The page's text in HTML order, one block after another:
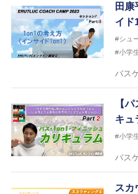
2018年U12
2018年U13
2018年～
2021年～女
田
イド
#シュ
#小学
バス
【
キュ
#小学
バス
スカ